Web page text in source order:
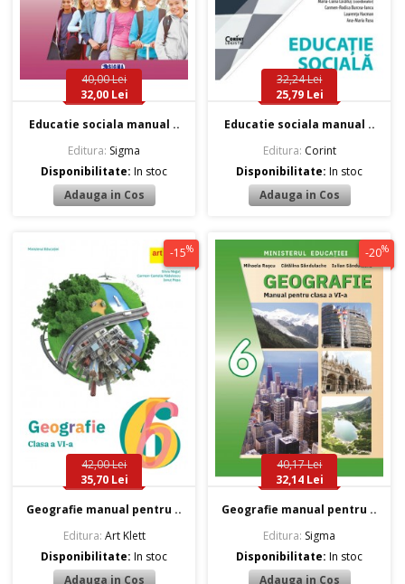
40,00 Lei
32,00 Lei
Educatie sociala manual ..
Editura: Sigma
Disponibilitate:In stoc
32,24 Lei
25,79 Lei
Educatie sociala manual ..
Editura: Corint
Disponibilitate:In stoc
-15%
42,00 Lei
35,70 Lei
Geografie manual pentru ..
Editura: Art Klett
Disponibilitate:In stoc
-20%
40,17 Lei
32,14 Lei
Geografie manual pentru ..
Editura: Sigma
Disponibilitate:In stoc